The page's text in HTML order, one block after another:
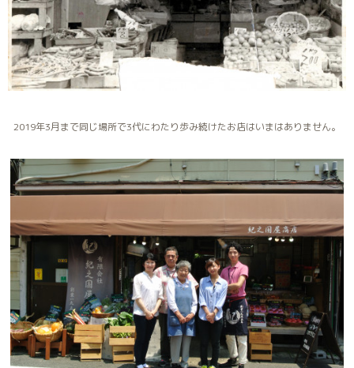
2019年3月まで同じ場所で3代にわたり歩み続けたお店はいまはありません。